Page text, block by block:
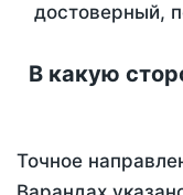
достоверный,
В какую
Точное